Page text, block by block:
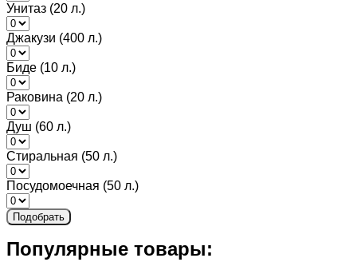
Унитаз (20 л.)
Джакузи (400 л.)
Биде (10 л.)
Раковина (20 л.)
Душ (60 л.)
Стиральная (50 л.)
Посудомоечная (50 л.)
Подобрать
Популярные товары: